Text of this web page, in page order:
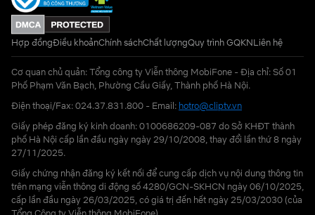
Hợp đồngĐiều khoảnChính sáchChất lượngQuy trình GQKNLiên hệ
Cơ quan chủ quản: Tổng công ty Viễn thông MobiFone - Địa chỉ: Số 01
Phố Phạm Văn Bạch, Phường Cầu Giấy, Thành phố Hà Nội.
Điện thoại/Fax: 024.37.831.800 - Email: hotro@cliptv.vn
Giấy phép đăng ký kinh doanh: 0100686209-087 do Sở KHĐT thành
phố Hà Nội cấp lần đầu ngày ngày 29/10/2008, thay đổi lần thứ 8 ngày
27/11/2025.
Giấy chứng nhận đăng ký kết nối để cung cấp dịch vụ nội dung thông tin
trên mạng viễn thông di động số 4280/GCN-SKHCN ngày 06/10/2025,
cấp lần đầu ngày 26/03/2025, có giá trị đến hết ngày 25/03/2030 (của